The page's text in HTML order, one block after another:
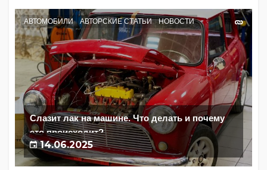
АВТОМОБИЛИ АВТОРСКИЕ СТАТЬИ НОВОСТИ
Слазит лак на машине. Что делать и почему
это происходит?
14.06.2025